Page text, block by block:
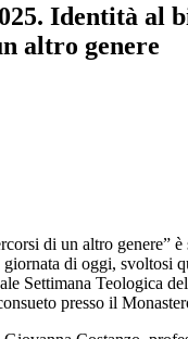
Identità al
altro genere
di un altro genere” è
di oggi, svoltosi
Settimana Teologica
presso il